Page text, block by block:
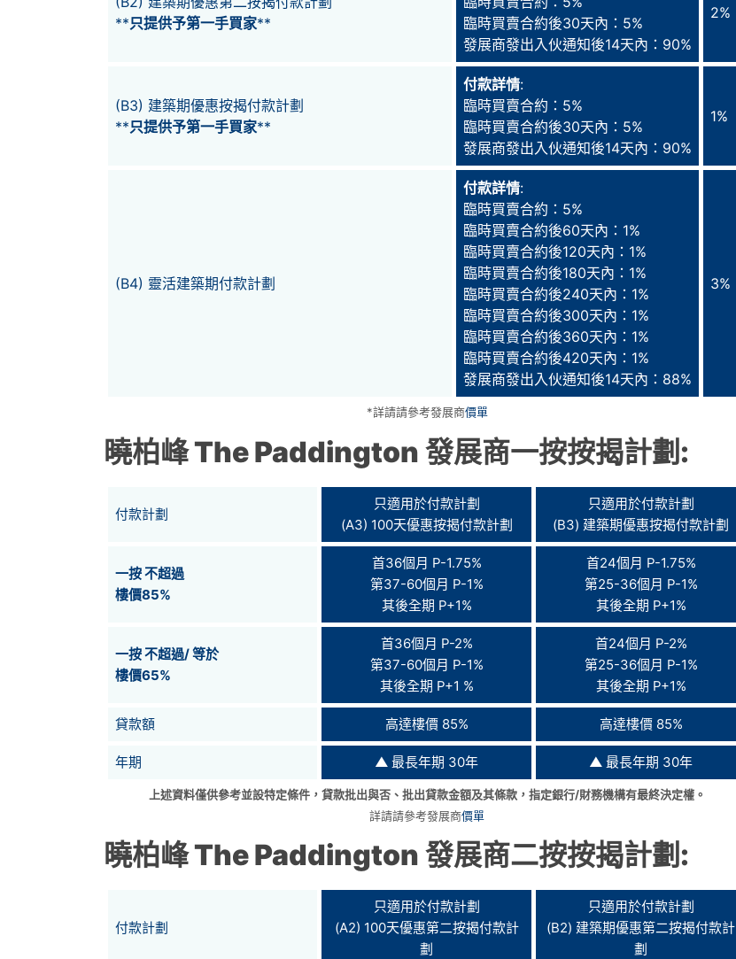
**只提供予第一手買家**
臨時買賣合約後30天內：5%
發展商發出入伙通知後14天內：90%
2%
(B3) 建築期優惠按揭付款計劃
**只提供予第一手買家**
付款詳情:
臨時買賣合約：5%
臨時買賣合約後30天內：5%
發展商發出入伙通知後14天內：90%
1%
(B4) 靈活建築期付款計劃
付款詳情:
臨時買賣合約：5%
臨時買賣合約後60天內：1%
臨時買賣合約後120天內：1%
臨時買賣合約後180天內：1%
臨時買賣合約後240天內：1%
臨時買賣合約後300天內：1%
臨時買賣合約後360天內：1%
臨時買賣合約後420天內：1%
發展商發出入伙通知後14天內：88%
3%
*詳請請參考發展商價單
曉柏峰 The Paddington 發展商一按按揭計劃:
付款計劃
只適用於付款計劃
(A3) 100天優惠按揭付款計劃
只適用於付款計劃
(B3) 建築期優惠按揭付款計劃
一按 不超過
樓價85%
首36個月 P-1.75%
第37-60個月 P-1%
其後全期 P+1%
首24個月 P-1.75%
第25-36個月 P-1%
其後全期 P+1%
一按 不超過/ 等於
樓價65%
首36個月 P-2%
第37-60個月 P-1%
其後全期 P+1 %
首24個月 P-2%
第25-36個月 P-1%
其後全期 P+1%
貸款額 高達樓價 85% 高達樓價 85%
年期 ▲ 最長年期 30年 ▲ 最長年期 30年
上述資料僅供參考並設特定條件，貸款批出與否、批出貸款金額及其條款，指定銀行/財務機構有最終決定權。
詳請請參考發展商價單
曉柏峰 The Paddington 發展商二按按揭計劃:
付款計劃
只適用於付款計劃
(A2) 100天優惠第二按揭付款計
劃
只適用於付款計劃
(B2) 建築期優惠第二按揭付款計
劃